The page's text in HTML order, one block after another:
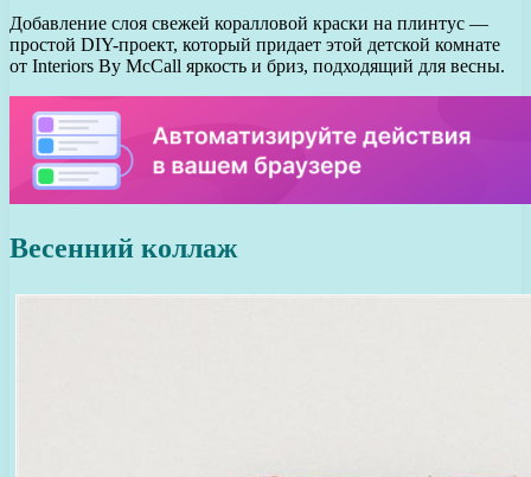
Добавление слоя свежей коралловой краски на плинтус —
простой DIY-проект, который придает этой детской комнате
от Interiors By McCall яркость и бриз, подходящий для весны.
Весенний коллаж